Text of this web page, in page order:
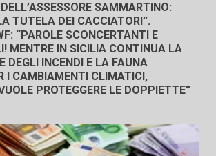
SAMMARTINO:
TUTELA DEI CACCIATORI”.
“PAROLE SCONCERTANTI E
MENTRE IN SICILIA CONTINUA LA
DEGLI INCENDI E LA FAUNA
I CAMBIAMENTI CLIMATICI,
PROTEGGERE LE DOPPIETTE”